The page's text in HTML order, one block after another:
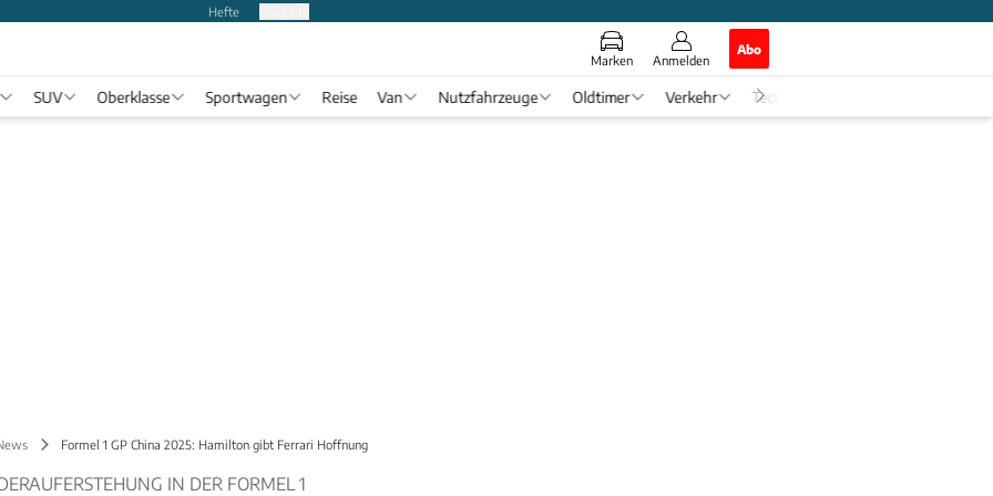
Hefte
Marken Anmelden
Abo
SUV Oberklasse Sportwagen Reise Van Nutzfahrzeuge Oldtimer Verkehr Tech & Zukunft
Formel 1 GP China 2025: Hamilton gibt Ferrari Hoffnung
IN DER FORMEL 1